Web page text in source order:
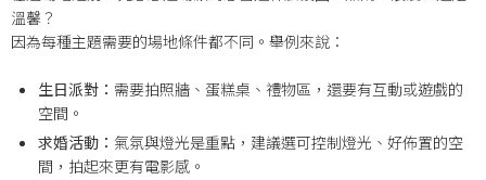
溫馨？
因為每種主題需要的場地條件都不同。舉例來說：
生日派對： 需要拍照牆、蛋糕桌、禮物區，還要有互動或遊戲的
空間。
求婚活動： 氣氛與燈光是重點，建議選可控制燈光、好佈置的空
間，拍起來更有電影感。